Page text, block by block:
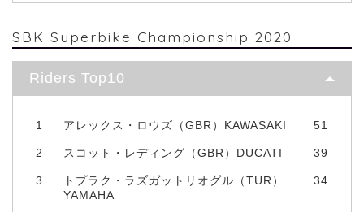
SBK Superbike Championship 2020
Riders Top10
1 アレックス・ロウズ（GBR）KAWASAKI 51
2 スコット・レディング（GBR）DUCATI 39
3
トプラク・ラズガットリオグル（TUR）
YAMAHA
34